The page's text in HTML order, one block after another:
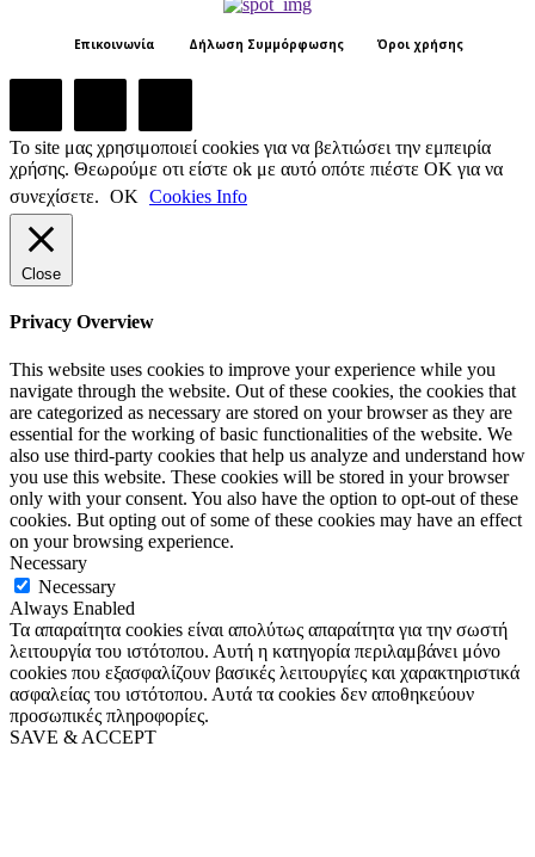
Επικοινωνία Δήλωση Συμμόρφωσης Όροι χρήσης
Το site μας χρησιμοποιεί cookies για να βελτιώσει την εμπειρία
χρήσης. Θεωρούμε οτι είστε ok με αυτό οπότε πιέστε ΟΚ για να
συνεχίσετε. ΟΚ Cookies Info
Close
Privacy Overview
This website uses cookies to improve your experience while you
navigate through the website. Out of these cookies, the cookies that
are categorized as necessary are stored on your browser as they are
essential for the working of basic functionalities of the website. We
also use third-party cookies that help us analyze and understand how
you use this website. These cookies will be stored in your browser
only with your consent. You also have the option to opt-out of these
cookies. But opting out of some of these cookies may have an effect
on your browsing experience.
Necessary
Necessary
Always Enabled
Τα απαραίτητα cookies είναι απολύτως απαραίτητα για την σωστή
λειτουργία του ιστότοπου. Αυτή η κατηγορία περιλαμβάνει μόνο
cookies που εξασφαλίζουν βασικές λειτουργίες και χαρακτηριστικά
ασφαλείας του ιστότοπου. Αυτά τα cookies δεν αποθηκεύουν
προσωπικές πληροφορίες.
SAVE & ACCEPT